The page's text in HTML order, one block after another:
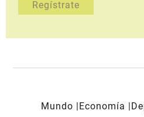
Mundo Economía